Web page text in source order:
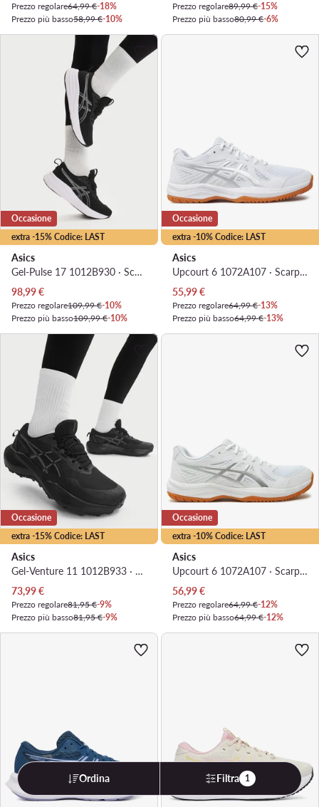
Prezzo regolare64,99 €-18%
Prezzo più basso58,99 €-10%
Prezzo regolare89,99 €-15%
Prezzo più basso80,99 €-6%
extra -15% Codice: LAST
Occasione
Asics
Gel-Pulse 17 1012B930 · Scarpe running
Prezzo attuale
98,99€
Prezzo regolare109,99 €-10%
Prezzo più basso109,99 €-10%
extra -10% Codice: LAST
Occasione
Asics
Upcourt 6 1072A107 · Scarpe indoor
Prezzo attuale
55,99€
Prezzo regolare64,99 €-13%
Prezzo più basso64,99 €-13%
extra -15% Codice: LAST
Occasione
Asics
Gel-Venture 11 1012B933 · Scarpe running
Prezzo attuale
73,99€
Prezzo regolare81,95 €-9%
Prezzo più basso81,95 €-9%
extra -10% Codice: LAST
Occasione
Asics
Upcourt 6 1072A107 · Scarpe indoor
Prezzo attuale
56,99€
Prezzo regolare64,99 €-12%
Prezzo più basso64,99 €-12%
Ordina Filtra 1